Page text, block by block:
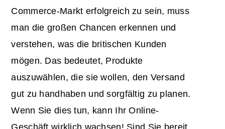
Commerce-Markt erfolgreich zu sein, muss
man die großen Chancen erkennen und
verstehen, was die britischen Kunden
mögen. Das bedeutet, Produkte
auszuwählen, die sie wollen, den Versand
gut zu handhaben und sorgfältig zu planen.
Wenn Sie dies tun, kann Ihr Online-
Geschäft wirklich wachsen! Sind Sie bereit